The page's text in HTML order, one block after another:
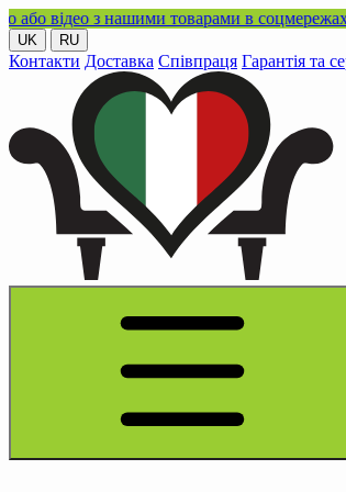
з нашими товарами в соцмережах та
UK RU
Контакти Доставка Співпраця Гарантія та